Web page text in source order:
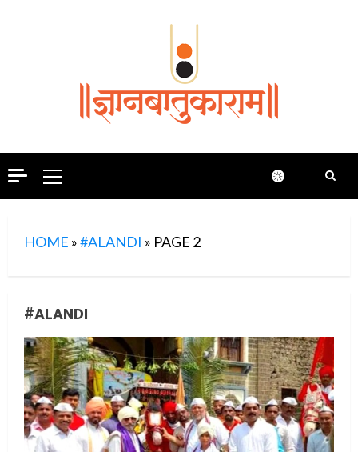
Primary
Menu
HOME »#ALANDI » PAGE 2
#ALANDI